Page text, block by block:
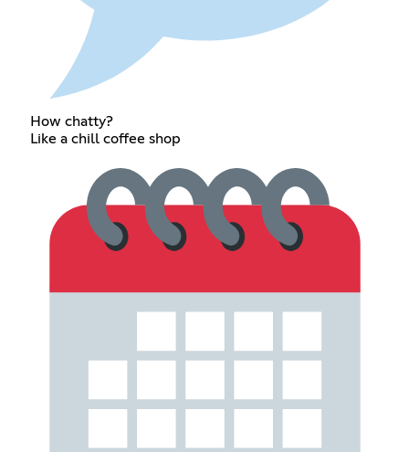
How chatty?
Like a chill coffee shop